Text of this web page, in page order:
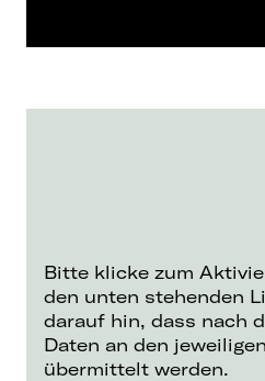
Bitte klicke zum
den unten stehenden
darauf hin, dass nach
Daten an den
übermittelt werden.